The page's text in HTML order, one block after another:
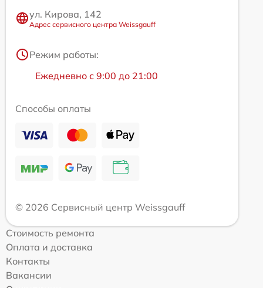
ул. Кирова, 142
Адрес сервисного центра Weissgauff
Режим работы:
Ежедневно с 9:00 до 21:00
Способы оплаты
© 2026 Сервисный центр Weissgauff
Стоимость ремонта
Оплата и доставка
Контакты
Вакансии